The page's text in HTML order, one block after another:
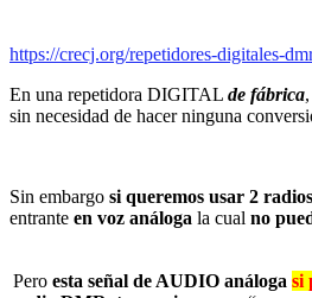
https://crecj.org/repetidores-digitales-
En una repetidora DIGITAL de fábrica
sin necesidad de hacer ninguna
Sin embargo si queremos usar 2
entrante en voz análoga la cual no
Pero esta señal de AUDIO análoga si